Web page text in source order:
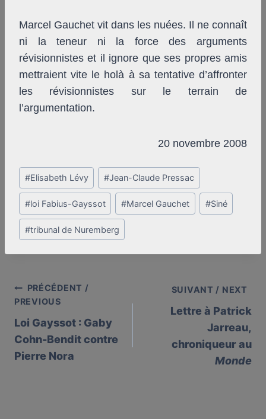
Marcel Gauchet vit dans les nuées. Il ne connaît
ni la teneur ni la force des arguments
révisionnistes et il ignore que ses propres amis
mettraient vite le holà à sa tentative d’affronter
les révisionnistes sur le terrain de
l’argumentation.
20 novembre 2008
Post
Tags:
#Elisabeth Lévy #Jean-Claude Pressac
#loi Fabius-Gayssot #Marcel Gauchet #Siné
#tribunal de Nuremberg
Post
navigation
PRÉCÉDENT /
PREVIOUS
Loi Gayssot : Gaby
Cohn-Bendit contre
Pierre Nora
SUIVANT / NEXT
Lettre à Patrick
Jarreau,
chroniqueur au
Monde